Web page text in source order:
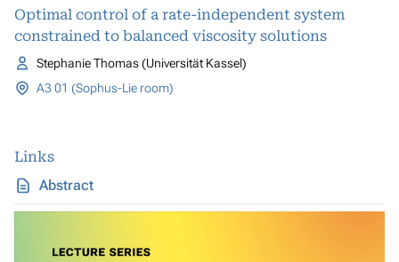
Optimal control of a rate-independent system
constrained to balanced viscosity solutions
Stephanie Thomas (Universität Kassel)
A3 01 (Sophus-Lie room)
Links
Abstract